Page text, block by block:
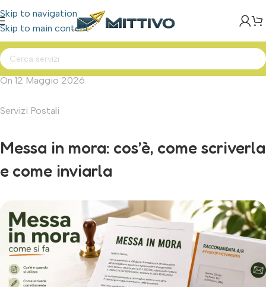
Skip to navigation
Skip to main content
On 12 Maggio 2026
Servizi Postali
Messa in mora: cos’è, come scriverla
e come inviarla